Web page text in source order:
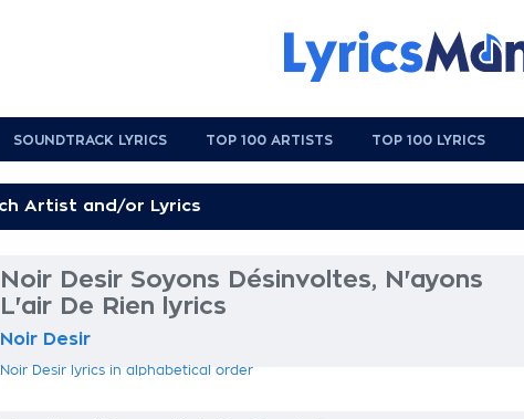
SOUNDTRACK LYRICS TOP 100 ARTISTS TOP 100 LYRICS
Noir Desir Soyons Désinvoltes, N'ayons
L'air De Rien lyrics
Noir Desir
Noir Desir lyrics in alphabetical order